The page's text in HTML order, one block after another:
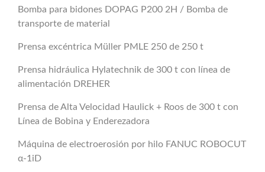
Bomba para bidones DOPAG P200 2H / Bomba de
transporte de material
Prensa excéntrica Müller PMLE 250 de 250 t
Prensa hidráulica Hylatechnik de 300 t con línea de
alimentación DREHER
Prensa de Alta Velocidad Haulick + Roos de 300 t con
Línea de Bobina y Enderezadora
Máquina de electroerosión por hilo FANUC ROBOCUT
α-1iD